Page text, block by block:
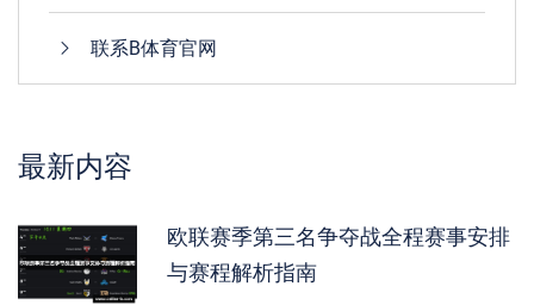
联系B体育官网
最新内容
欧联赛季第三名争夺战全程赛事安排
与赛程解析指南